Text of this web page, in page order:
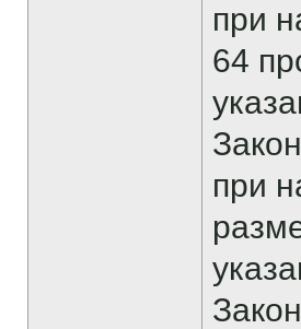
при
64
при